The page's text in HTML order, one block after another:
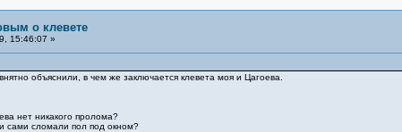
о клевете
15:46:07 »
объяснили, в чем же заключается клевета моя и Цагоева.
нет никакого пролома?
сами сломали пол под окном?